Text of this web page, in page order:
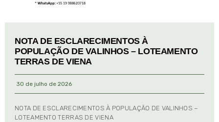
NOTA DE ESCLARECIMENTOS À
POPULAÇÃO DE VALINHOS – LOTEAMENTO
TERRAS DE VIENA
30 de julho de 2026
NOTA DE ESCLARECIMENTOS À POPULAÇÃO DE VALINHOS –
LOTEAMENTO TERRAS DE VIENA